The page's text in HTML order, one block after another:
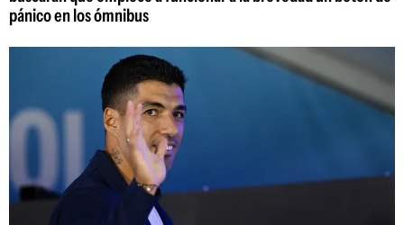
pánico en los ómnibus